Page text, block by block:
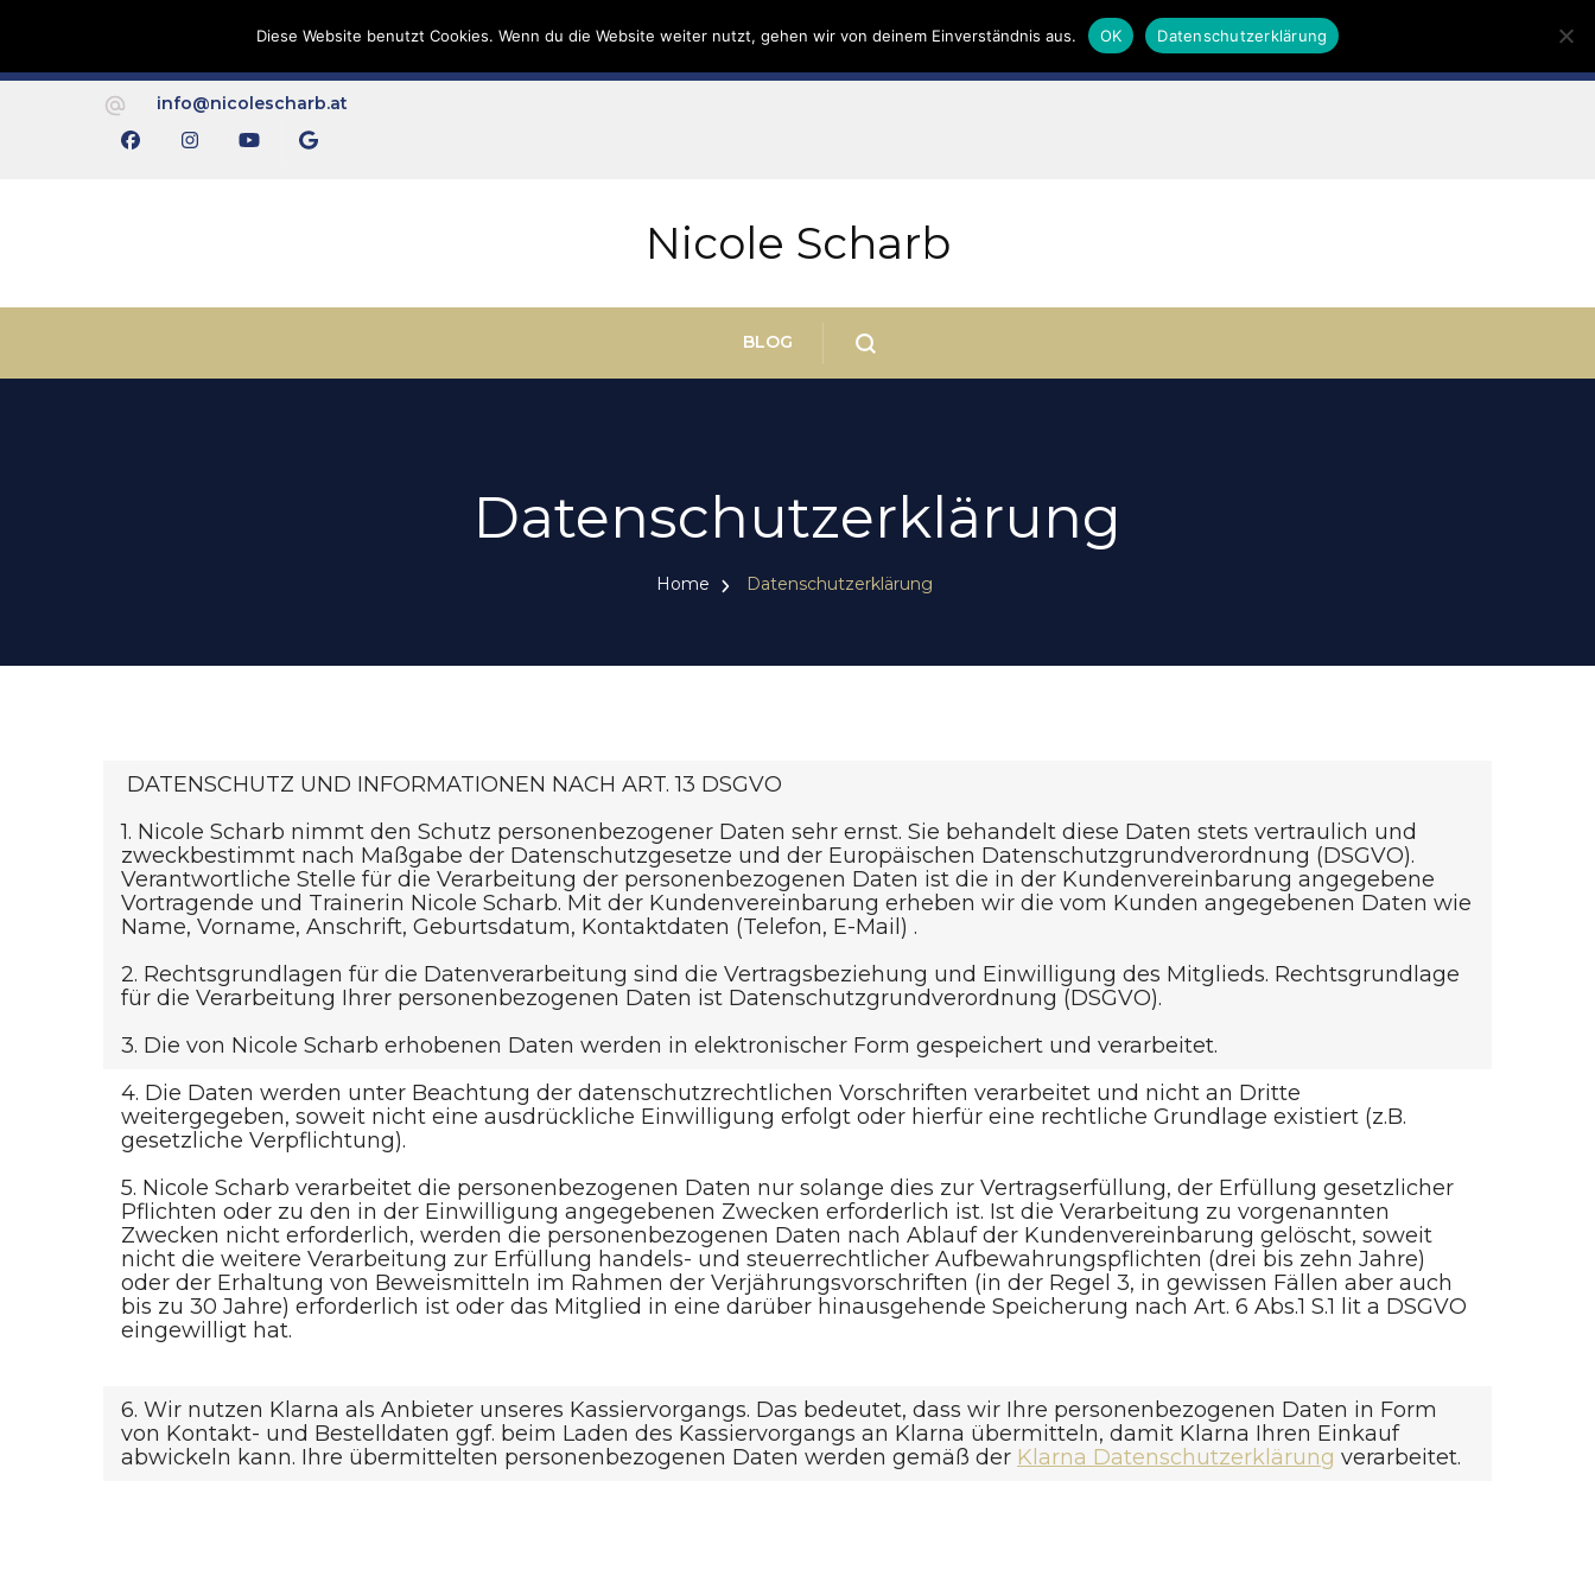
Für das Wohlfühlleben auf allen Ebenen
info@nicolescharb.at
Nicole Scharb
BLOG
Datenschutzerklärung
Home Datenschutzerklärung
DATENSCHUTZ UND INFORMATIONEN NACH ART. 13 DSGVO
1. Nicole Scharb nimmt den Schutz personenbezogener Daten sehr ernst. Sie behandelt diese Daten stets vertraulich und
zweckbestimmt nach Maßgabe der Datenschutzgesetze und der Europäischen Datenschutzgrundverordnung (DSGVO).
Verantwortliche Stelle für die Verarbeitung der personenbezogenen Daten ist die in der Kundenvereinbarung angegebene
Vortragende und Trainerin Nicole Scharb. Mit der Kundenvereinbarung erheben wir die vom Kunden angegebenen Daten wie
Name, Vorname, Anschrift, Geburtsdatum, Kontaktdaten (Telefon, E-Mail) .
2. Rechtsgrundlagen für die Datenverarbeitung sind die Vertragsbeziehung und Einwilligung des Mitglieds. Rechtsgrundlage
für die Verarbeitung Ihrer personenbezogenen Daten ist Datenschutzgrundverordnung (DSGVO).
3. Die von Nicole Scharb erhobenen Daten werden in elektronischer Form gespeichert und verarbeitet.
4. Die Daten werden unter Beachtung der datenschutzrechtlichen Vorschriften verarbeitet und nicht an Dritte
weitergegeben, soweit nicht eine ausdrückliche Einwilligung erfolgt oder hierfür eine rechtliche Grundlage existiert (z.B.
gesetzliche Verpflichtung).
5. Nicole Scharb verarbeitet die personenbezogenen Daten nur solange dies zur Vertragserfüllung, der Erfüllung gesetzlicher
Pflichten oder zu den in der Einwilligung angegebenen Zwecken erforderlich ist. Ist die Verarbeitung zu vorgenannten
Zwecken nicht erforderlich, werden die personenbezogenen Daten nach Ablauf der Kundenvereinbarung gelöscht, soweit
nicht die weitere Verarbeitung zur Erfüllung handels- und steuerrechtlicher Aufbewahrungspflichten (drei bis zehn Jahre)
oder der Erhaltung von Beweismitteln im Rahmen der Verjährungsvorschriften (in der Regel 3, in gewissen Fällen aber auch
bis zu 30 Jahre) erforderlich ist oder das Mitglied in eine darüber hinausgehende Speicherung nach Art. 6 Abs.1 S.1 lit a DSGVO
eingewilligt hat.
6. Wir nutzen Klarna als Anbieter unseres Kassiervorgangs. Das bedeutet, dass wir Ihre personenbezogenen Daten in Form
von Kontakt- und Bestelldaten ggf. beim Laden des Kassiervorgangs an Klarna übermitteln, damit Klarna Ihren Einkauf
abwickeln kann. Ihre übermittelten personenbezogenen Daten werden gemäß der Klarna Datenschutzerklärung verarbeitet.
Diese Website benutzt Cookies. Wenn du die Website weiter nutzt, gehen wir von deinem Einverständnis aus. OK Datenschutzerklärung